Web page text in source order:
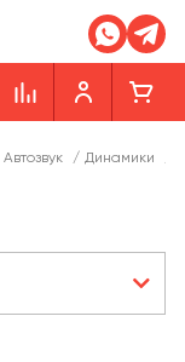
Автозвук / Динамики